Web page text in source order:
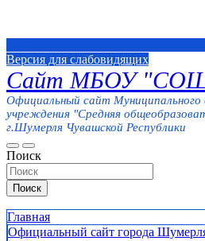
Версия для слабовидящих
Сайт МБОУ
Официальный сайт Муниципального
учреждения "Средняя
г.Шумерля Чувашской Республики
Поиск
Поиск
Главная
Официальный сайт города